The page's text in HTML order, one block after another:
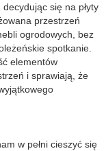
się na płyty
przestrzeń
ogrodowych, bez
spotkanie.
elementów
i sprawiają, że
w pełni cieszyć się